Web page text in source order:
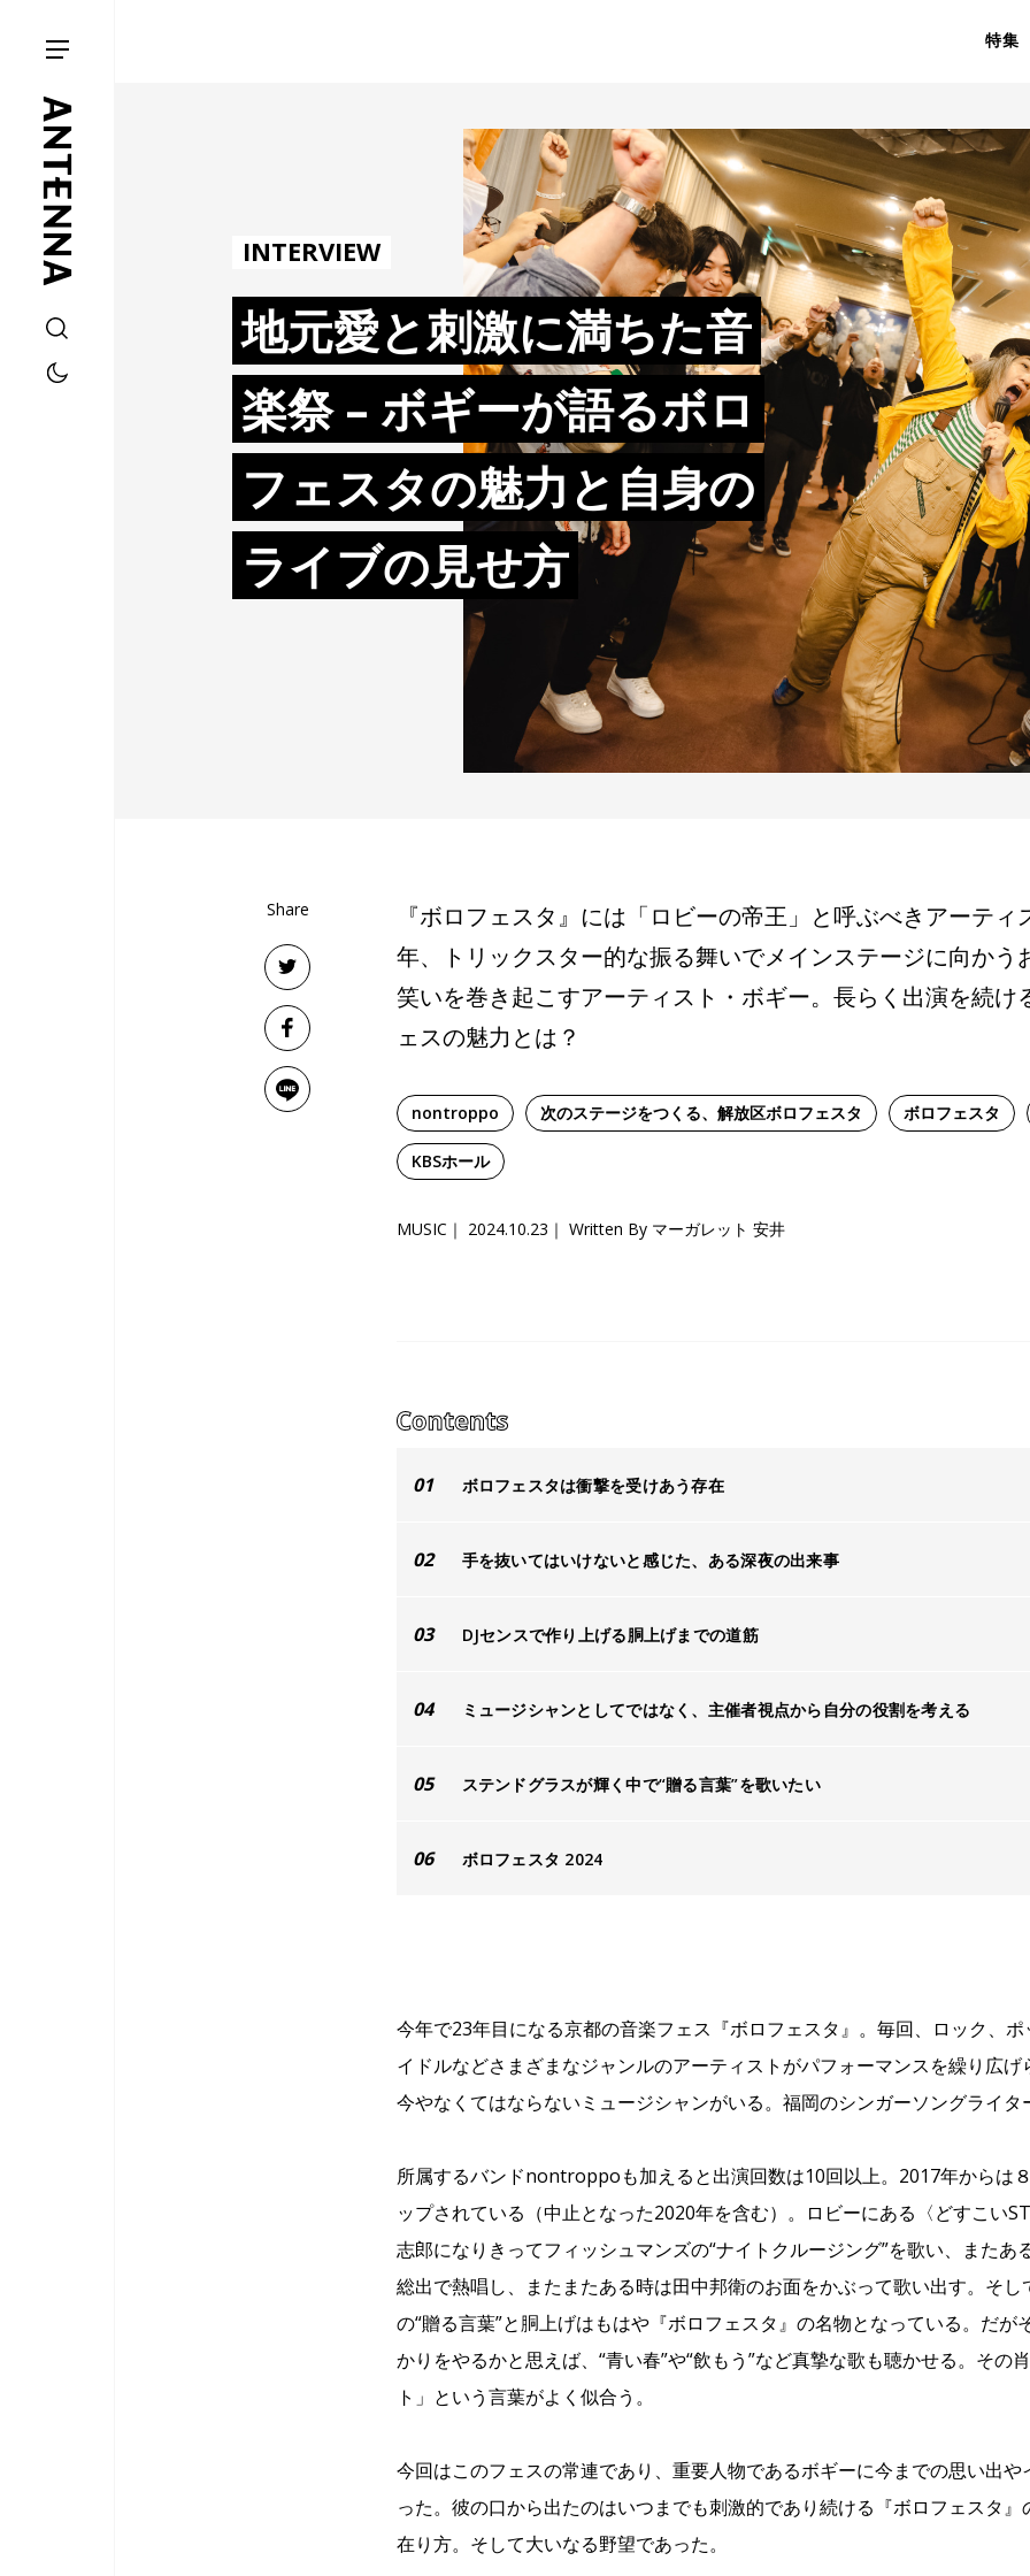
特集
INTERVIEW
地元愛と刺激に満ちた音
楽祭 – ボギーが語るボロ
フェスタの魅力と自身の
ライブの見せ方
Share
『ボロフェスタ』には「ロビーの帝王」と呼ぶべきアーティ
年、トリックスター的な振る舞いでメインステージに向かう
笑いを巻き起こすアーティスト・ボギー。長らく出演を続け
ェスの魅力とは？
nontroppo 次のステージをつくる、解放区ボロフェスタ ボロフェスタ
KBSホール
MUSIC 2024.10.23 Written By マーガレット 安井
01 ボロフェスタは衝撃を受けあう存在
02 手を抜いてはいけないと感じた、ある深夜の出来事
03 DJセンスで作り上げる胴上げまでの道筋
04 ミュージシャンとしてではなく、主催者視点から自分の役割を考える
05 ステンドグラスが輝く中で“贈る言葉”を歌いたい
06 ボロフェスタ 2024
今年で23年目になる京都の音楽フェス『ボロフェスタ』。毎回、ロック、
イドルなどさまざまなジャンルのアーティストがパフォーマンスを繰り広げ
今やなくてはならないミュージシャンがいる。福岡のシンガーソングライタ
所属するバンドnontroppoも加えると出演回数は10回以上。2017年からは
ップされている（中止となった2020年を含む）。ロビーにある〈どすこい
志郎になりきってフィッシュマンズの“ナイトクルージング”を歌い、またあ
総出で熱唱し、またまたある時は田中邦衛のお面をかぶって歌い出す。そ
の“贈る言葉”と胴上げはもはや『ボロフェスタ』の名物となっている。だが
かりをやるかと思えば、“青い春”や“飲もう”など真摯な歌も聴かせる。その
ト」という言葉がよく似合う。
今回はこのフェスの常連であり、重要人物であるボギーに今までの思い出
った。彼の口から出たのはいつまでも刺激的であり続ける『ボロフェスタ
在り方。そして大いなる野望であった。